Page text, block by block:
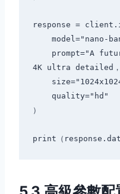
response =
4K ultra detailed
）